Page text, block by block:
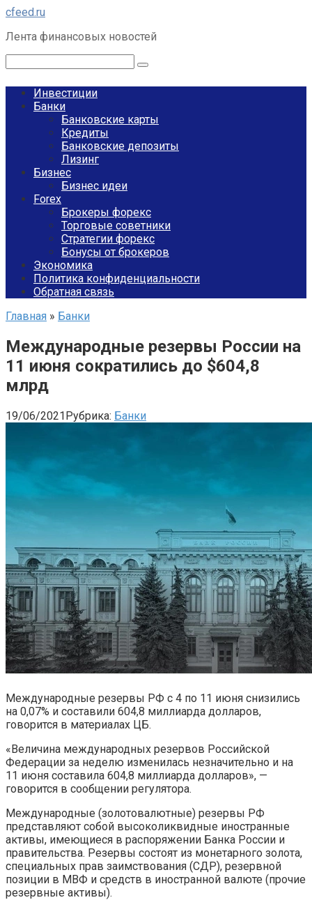
Перейти
контенту
cfeed.ru
Лента финансовых новостей
Инвестиции
Банки
Банковские карты
Кредиты
Банковские депозиты
Лизинг
Бизнес
Бизнес идеи
Forex
Брокеры форекс
Торговые советники
Стратегии форекс
Бонусы от брокеров
Экономика
Политика конфиденциальности
Обратная связь
Главная » Банки
Международные резервы России на
11 июня сократились до $604,8
млрд
19/06/2021Рубрика: Банки
Международные резервы РФ с 4 по 11 июня снизились
на 0,07% и составили 604,8 миллиарда долларов,
говорится в материалах ЦБ.
«Величина международных резервов Российской
Федерации за неделю изменилась незначительно и на
11 июня составила 604,8 миллиарда долларов», —
говорится в сообщении регулятора.
Международные (золотовалютные) резервы РФ
представляют собой высоколиквидные иностранные
активы, имеющиеся в распоряжении Банка России и
правительства. Резервы состоят из монетарного золота,
специальных прав заимствования (СДР), резервной
позиции в МВФ и средств в иностранной валюте (прочие
резервные активы).